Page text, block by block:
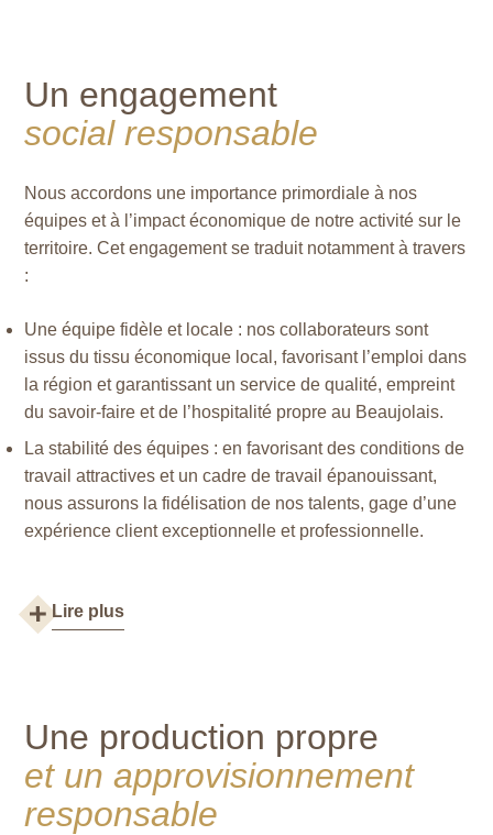
Un engagement
social responsable
Nous accordons une importance primordiale à nos
équipes et à l’impact économique de notre activité sur le
territoire. Cet engagement se traduit notamment à travers
:
Une équipe fidèle et locale : nos collaborateurs sont
issus du tissu économique local, favorisant l’emploi dans
la région et garantissant un service de qualité, empreint
du savoir-faire et de l’hospitalité propre au Beaujolais.
La stabilité des équipes : en favorisant des conditions de
travail attractives et un cadre de travail épanouissant,
nous assurons la fidélisation de nos talents, gage d’une
expérience client exceptionnelle et professionnelle.
Lire plus
Une production propre
et un approvisionnement
responsable